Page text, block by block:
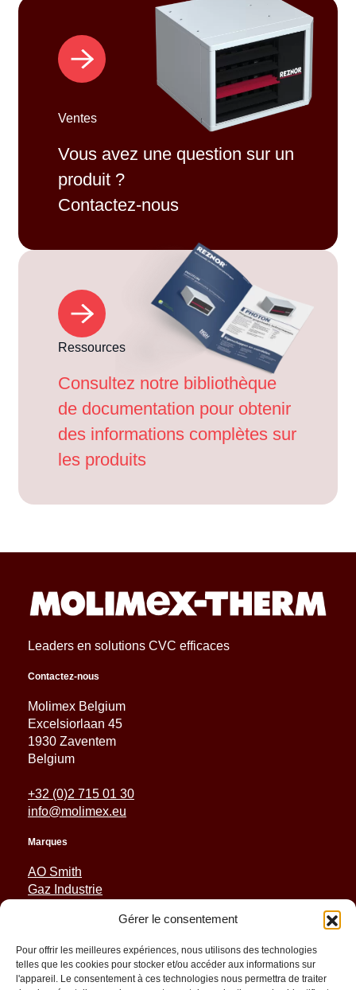
Gérer le consentement
Pour offrir les meilleures expériences, nous utilisons des technologies
telles que les cookies pour stocker et/ou accéder aux informations sur
l'appareil. Le consentement à ces technologies nous permettra de traiter
Ventes
Vous avez une question sur un
produit ?
Contactez-nous
Ressources
Consultez notre bibliothèque
de documentation pour obtenir
des informations complètes sur
les produits
Leaders en solutions CVC efficaces
Contactez-nous
Molimex Belgium
Excelsiorlaan 45
1930 Zaventem
Belgium
+32 (0)2 715 01 30
info@molimex.eu
Marques
AO Smith
Gaz Industrie
Liens rapides